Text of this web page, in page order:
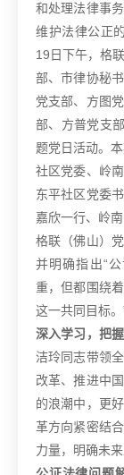
和处理法律事
维护法律公正
19日下午，格
部、市律协秘
党支部、方图
部、方普党支
题党日活动。
社区党委、岭
东平社区党委
嘉欣一行、岭
格联（佛山）
并明确指出“
重，但都围绕
这一共同目标。
深入学习，把
洁玲同志带领
改革、推进中
的浪潮中，更
革方向紧密结
力量，明确未